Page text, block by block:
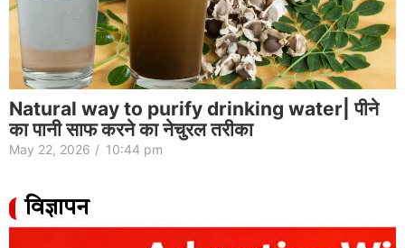
Natural way to purify drinking water| पीने
का पानी साफ करने का नेचुरल तरीका
May 22, 2026 / 10:44 pm
विज्ञापन